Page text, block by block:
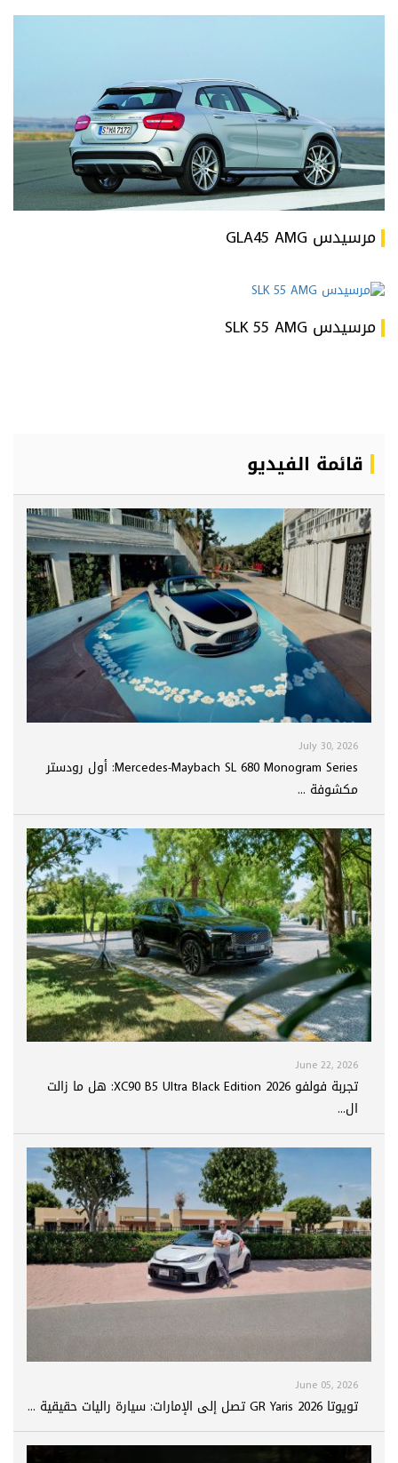
مرسيدس GLA45 AMG
مرسيدس SLK 55 AMG
قائمة الفيديو
July 30, 2026
Mercedes-Maybach SL 680 Monogram Series: أول رودستر
مكشوفة ...
June 22, 2026
تجربة فولفو XC90 B5 Ultra Black Edition 2026: هل ما زالت
ال...
June 05, 2026
تويوتا GR Yaris 2026 تصل إلى الإمارات: سيارة راليات حقيقية ...